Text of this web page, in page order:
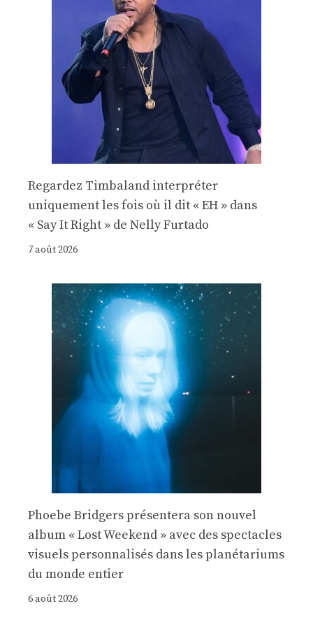
Regardez Timbaland interpréter
uniquement les fois où il dit « EH » dans
« Say It Right » de Nelly Furtado
7 août 2026
Phoebe Bridgers présentera son nouvel
album « Lost Weekend » avec des spectacles
visuels personnalisés dans les planétariums
du monde entier
6 août 2026